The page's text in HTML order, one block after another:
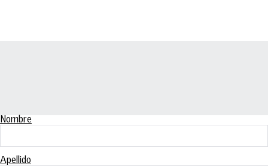
Nombre
Apellido